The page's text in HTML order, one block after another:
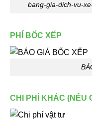
bang-gia-dich-vu-
PHÍ BỐC XẾP
CHI PHÍ KHÁC (NẾU